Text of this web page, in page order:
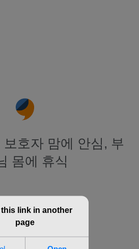
호자 맘에 안심, 부
몸에 휴식